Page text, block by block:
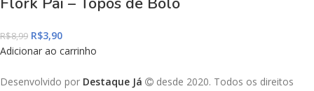
R$8,99 R$3,90
Adicionar ao carrinho
Desenvolvido por Destaque Já
desde 2020. Todos os direitos